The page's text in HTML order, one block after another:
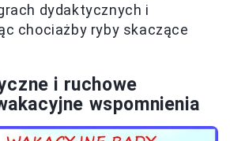
dydaktycznych i
chociażby ryby skaczące
i ruchowe
wspomnienia